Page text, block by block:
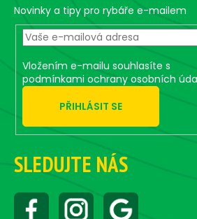
(BLACK/ORANGE
BODY)
4,75
Novinky a tipy pro rybáře e-mailem
Vložením e-mailu souhlasíte s
podmínkami ochrany osobních
PŘIHLÁSIT SE
SLEDUJTE NÁS